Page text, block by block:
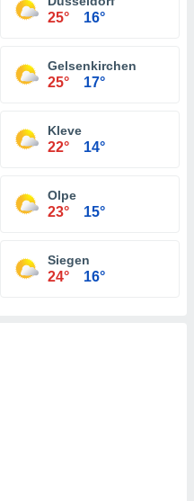
25° 16°
Gelsenkirchen
25° 17°
Kleve
22° 14°
Olpe
23° 15°
Siegen
24° 16°